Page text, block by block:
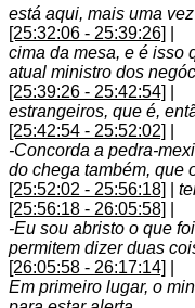
está aqui, mais uma
[25:32:06 - 25:39:26]
cima da mesa, e é isso
atual ministro dos
[25:39:26 - 25:42:54]
estrangeiros, que é,
[25:42:54 - 25:52:02]
-Concorda a pedra-
do chega também, que
[25:52:02 - 25:56:18]
[25:56:18 - 26:05:58]
-Eu sou abristo o que
permitem dizer duas
[26:05:58 - 26:17:14]
Em primeiro lugar, o